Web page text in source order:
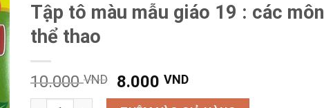
Tập tô màu mẫu giáo 19 : các môn
thể thao
10.000VND
Giá
gốc
8.000VNDGiá
hiện
Tập tô màu mẫu giáo 19 : các môn thể thao số lượng